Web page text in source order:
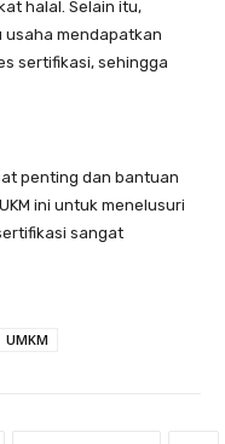
halal. Selain itu,
usaha mendapatkan
sertifikasi, sehingga
penting dan bantuan
ini untuk menelusuri
sangat
UMKM